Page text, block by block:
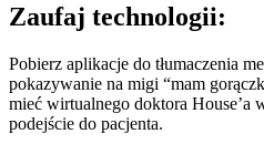
Zaufaj technologii:
Pobierz aplikacje do tłumaczenia
pokazywanie na migi “mam
mieć wirtualnego doktora House’a
podejście do pacjenta.